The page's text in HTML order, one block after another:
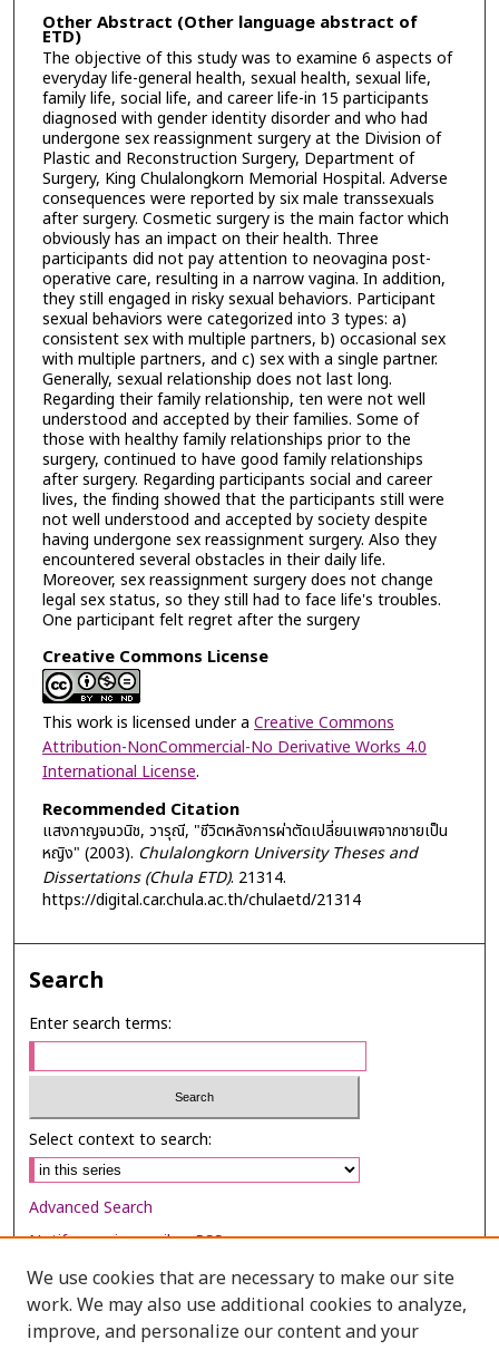
Other Abstract (Other language abstract of
ETD)
The objective of this study was to examine 6 aspects of
everyday life-general health, sexual health, sexual life,
family life, social life, and career life-in 15 participants
diagnosed with gender identity disorder and who had
undergone sex reassignment surgery at the Division of
Plastic and Reconstruction Surgery, Department of
Surgery, King Chulalongkorn Memorial Hospital. Adverse
consequences were reported by six male transsexuals
after surgery. Cosmetic surgery is the main factor which
obviously has an impact on their health. Three
participants did not pay attention to neovagina post-
operative care, resulting in a narrow vagina. In addition,
they still engaged in risky sexual behaviors. Participant
sexual behaviors were categorized into 3 types: a)
consistent sex with multiple partners, b) occasional sex
with multiple partners, and c) sex with a single partner.
Generally, sexual relationship does not last long.
Regarding their family relationship, ten were not well
understood and accepted by their families. Some of
those with healthy family relationships prior to the
surgery, continued to have good family relationships
after surgery. Regarding participants social and career
lives, the finding showed that the participants still were
not well understood and accepted by society despite
having undergone sex reassignment surgery. Also they
encountered several obstacles in their daily life.
Moreover, sex reassignment surgery does not change
legal sex status, so they still had to face life's troubles.
One participant felt regret after the surgery
Creative Commons License
This work is licensed under a Creative Commons
Attribution-NonCommercial-No Derivative Works 4.0
International License.
Recommended Citation
แสงกาญจนวนิช, วารุณี, "ชีวิตหลังการผ่าตัดเปลี่ยนเพศจากชายเป็น
หญิง" (2003). Chulalongkorn University Theses and
Dissertations (Chula ETD). 21314.
https://digital.car.chula.ac.th/chulaetd/21314
Search
Enter search terms:
Select context to search:
Advanced Search
Notify me via email orRSS
Browse
Collections
We use cookies that are necessary to make our site
work. We may also use additional cookies to analyze,
improve, and personalize our content and your